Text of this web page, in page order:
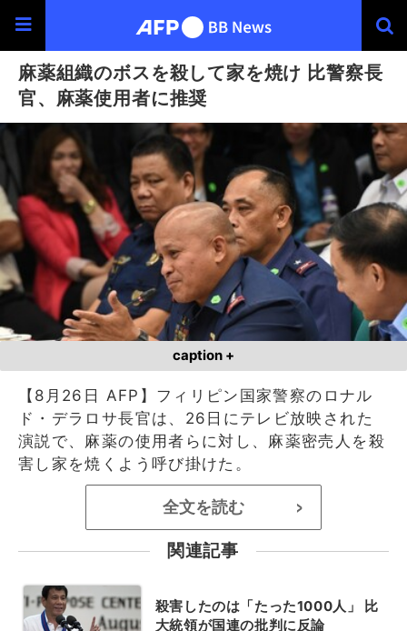
麻薬組織のボスを殺して家を焼け 比警察長
官、麻薬使用者に推奨
caption +
【8月26日 AFP】フィリピン国家警察のロナル
ド・デラロサ長官は、26日にテレビ放映された
演説で、麻薬の使用者らに対し、麻薬密売人を殺
害し家を焼くよう呼び掛けた。
全文を読む >
関連記事
殺害したのは「たった1000人」 比
大統領が国連の批判に反論